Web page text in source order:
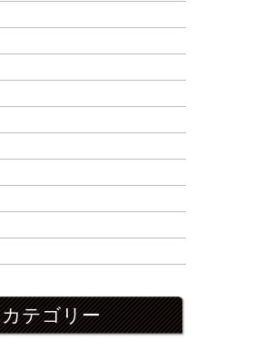
カテゴリー